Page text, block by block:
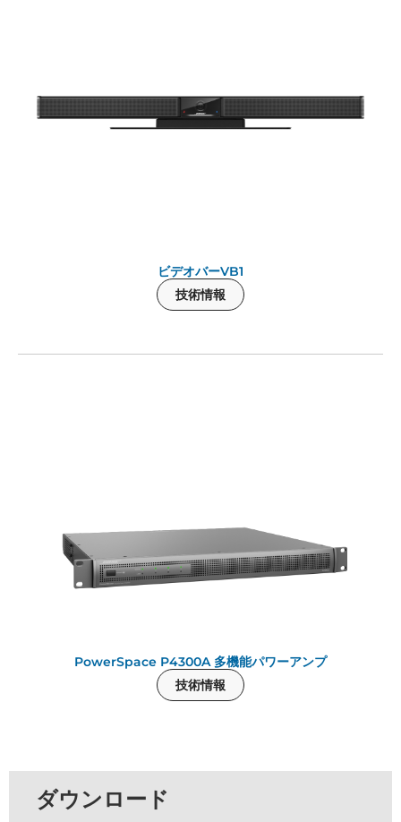
ビデオバーVB1
技術情報
PowerSpace P4300A 多機能パワーアンプ
技術情報
ダウンロード